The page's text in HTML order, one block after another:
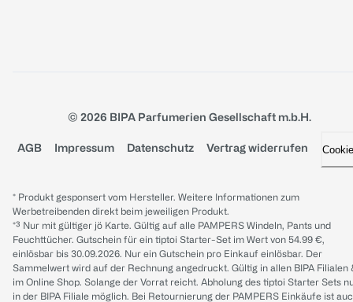
© 2026 BIPA Parfumerien Gesellschaft m.b.H.
AGB Impressum Datenschutz Vertrag widerrufen
* Produkt gesponsert vom Hersteller. Weitere Informationen zum
Werbetreibenden direkt beim jeweiligen Produkt.
*³ Nur mit gültiger jö Karte. Gültig auf alle PAMPERS Windeln, Pants und
Feuchttücher. Gutschein für ein tiptoi Starter-Set im Wert von 54.99 €,
einlösbar bis 30.09.2026. Nur ein Gutschein pro Einkauf einlösbar. Der
Sammelwert wird auf der Rechnung angedruckt. Gültig in allen BIPA Filialen
im Online Shop. Solange der Vorrat reicht. Abholung des tiptoi Starter Sets
in der BIPA Filiale möglich. Bei Retournierung der PAMPERS Einkäufe ist